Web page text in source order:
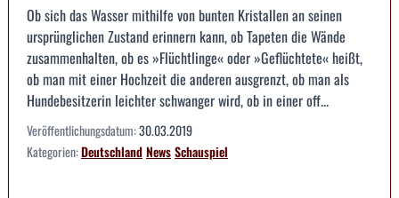
Ob sich das Wasser mithilfe von bunten Kristallen an seinen
ursprünglichen Zustand erinnern kann, ob Tapeten die Wände
zusammenhalten, ob es »Flüchtlinge« oder »Geflüchtete« heißt,
ob man mit einer Hochzeit die anderen ausgrenzt, ob man als
Hundebesitzerin leichter schwanger wird, ob in einer off...
Veröffentlichungsdatum:30.03.2019
Kategorien:DeutschlandNewsSchauspiel